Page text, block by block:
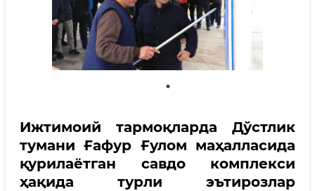
Ижтимоий тармоқларда Дўстлик
тумани Ғафур Ғулом маҳалласида
қурилаётган савдо комплекси
ҳақида турли эътирозлар